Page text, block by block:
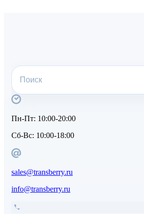
Пн-Пт: 10:00-20:00
Сб-Вс: 10:00-18:00
sales@transberry.ru
info@transberry.ru